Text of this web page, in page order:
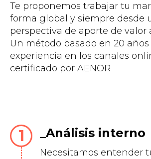
Te proponemos trabajar tu
forma global y siempre desde
perspectiva de aporte de valor
Un método basado en 20 años
experiencia en los canales
certificado por AENOR
Análisis interno
Necesitamos entender